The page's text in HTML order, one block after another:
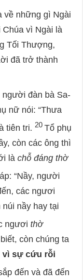
về những gì Ngài
vì Ngài là
Tối Thượng,
đã trở thành
người đàn bà Sa-
nữ nói: “Thưa
tiên tri.20Tổ phụ
còn các ông thì
làchỗ đáng thờ
“Nầy, người
các ngươi
núi nầy hay tại
ngươithờ
còn chúng ta
vì sự cứu rỗi
đến và đã đến